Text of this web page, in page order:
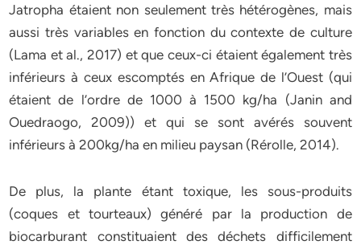
Jatropha étaient non seulement très hétérogènes, mais
aussi très variables en fonction du contexte de culture
(Lama et al., 2017) et que ceux-ci étaient également très
inférieurs à ceux escomptés en Afrique de l’Ouest (qui
étaient de l’ordre de 1000 à 1500 kg/ha (Janin and
Ouedraogo, 2009)) et qui se sont avérés souvent
inférieurs à 200kg/ha en milieu paysan (Rérolle, 2014).
De plus, la plante étant toxique, les sous-produits
(coques et tourteaux) généré par la production de
biocarburant constituaient des déchets difficilement